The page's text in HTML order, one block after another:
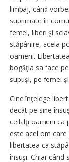
limbaj, când
suprimate în
femei, liberi şi
stăpânire, acela
oameni.
bogăţia sa face
supuşi, pe femei
Cine înţelege
decât pe sine
ceilalţi oameni ca
este acel om care
libertatea ca
însuşi. Chiar când